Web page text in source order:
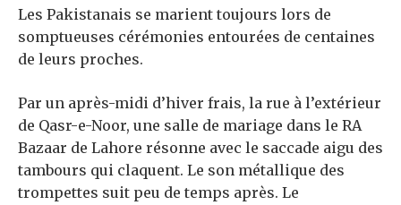
Les Pakistanais se marient toujours lors de
somptueuses cérémonies entourées de centaines
de leurs proches.
Par un après-midi d’hiver frais, la rue à l’extérieur
de Qasr-e-Noor, une salle de mariage dans le RA
Bazaar de Lahore résonne avec le saccade aigu des
tambours qui claquent. Le son métallique des
trompettes suit peu de temps après. Le